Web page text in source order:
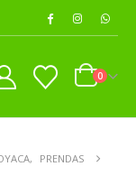
0
,
PRENDAS